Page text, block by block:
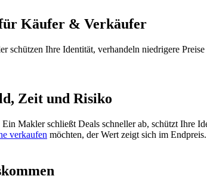
Käufer & Verkäufer
Ihre Identität, verhandeln niedrigere Preise
Zeit und Risiko
Makler schließt Deals schneller ab, schützt Ihre
verkaufen möchten, der Wert zeigt sich im